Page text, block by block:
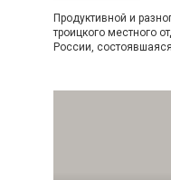
Продуктивной и
троицкого местного
России,